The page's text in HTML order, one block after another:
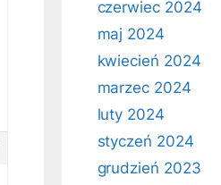
czerwiec 2024
maj 2024
kwiecień 2024
marzec 2024
luty 2024
styczeń 2024
grudzień 2023